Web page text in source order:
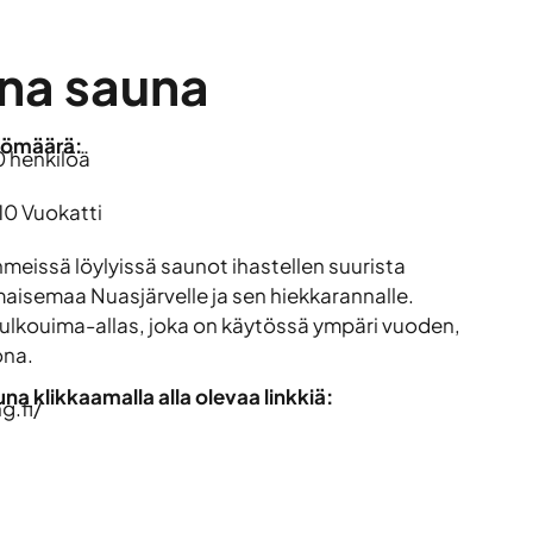
sauna
henkilöä
Vuokatti
löylyissä saunot ihastellen suurista
Nuasjärvelle ja sen hiekkarannalle.
allas, joka on käytössä ympäri vuoden,
klikkaamalla alla olevaa linkkiä: